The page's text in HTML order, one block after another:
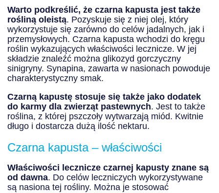
Warto podkreślić, że czarna kapusta jest także
rośliną oleistą. Pozyskuje się z niej olej, który
wykorzystuje się zarówno do celów jadalnych, jak i
przemysłowych. Czarna kapusta wchodzi do kręgu
roślin wykazujących właściwości lecznicze. W jej
składzie znaleźć można glikozyd gorczyczny
sinigryny. Synapina, zawarta w nasionach powoduje
charakterystyczny smak.
Czarną kapustę stosuje się także jako dodatek
do karmy dla zwierząt pastewnych. Jest to także
roślina, z której pszczoły wytwarzają miód. Kwitnie
długo i dostarcza dużą ilość nektaru.
Czarna kapusta – właściwości
Właściwości lecznicze czarnej kapusty znane są
od dawna. Do celów leczniczych wykorzystywane
są nasiona tej rośliny. Można je stosować